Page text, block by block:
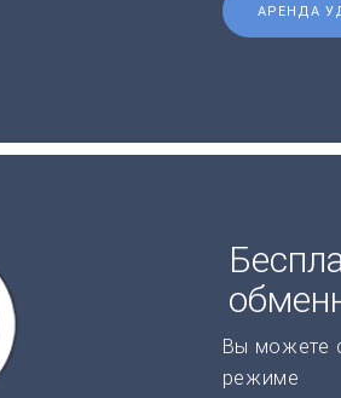
АРЕНДА
Вы можете
режиме